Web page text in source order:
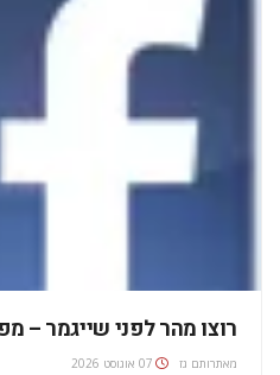
רוצו מהר לפני שייגמר –
מאתרותם גז 07 אוגוסט 2026